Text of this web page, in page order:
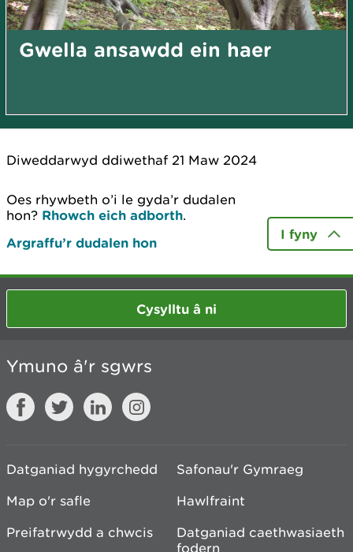
Gwella ansawdd ein haer
Diweddarwyd ddiwethaf 21 Maw 2024
Oes rhywbeth o’i le gyda’r dudalen
hon? Rhowch eich adborth.
Argraffu’r dudalen hon
I fyny
Cysylltu â ni
Ymuno â'r sgwrs
Datganiad hygyrchedd
Safonau'r Gymraeg
Map o'r safle
Hawlfraint
Preifatrwydd a chwcis
Datganiad caethwasiaeth
fodern